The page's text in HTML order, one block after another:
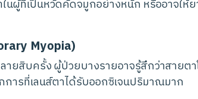
นผู้ที่เป็นหวัดคัดจมูกอย่างหนัก หรืออาจให้
Myopia)
ายสิบครั้ง ผู้ป่วยบางรายอาจรู้สึกว่าสายต
ารที่เลนส์ตาได้รับออกซิเจนปริมาณมาก